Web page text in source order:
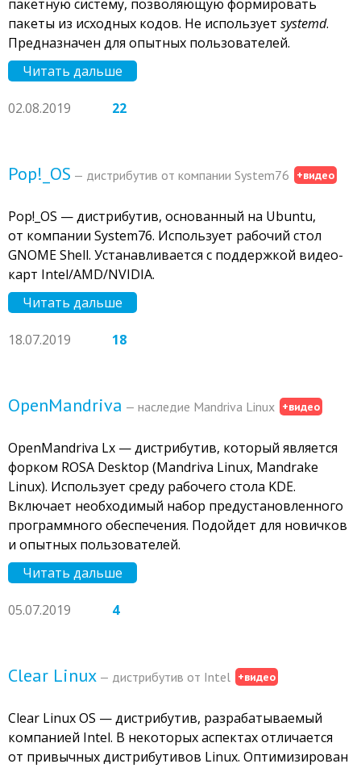
пакетную систему, позволяющую формировать
пакеты из исходных кодов. Не использует systemd.
Предназначен для опытных пользователей.
Читать дальше
02.08.2019 22
Pop!_OS — дистрибутив от компании System76 +видео
Pop!_OS — дистрибутив, основанный на Ubuntu,
от компании System76. Использует рабочий стол
GNOME Shell. Устанавливается с поддержкой видео-
карт Intel/AMD/NVIDIA.
Читать дальше
18.07.2019 18
OpenMandriva — наследие Mandriva Linux +видео
OpenMandriva Lx — дистрибутив, который является
форком ROSA Desktop (Mandriva Linux, Mandrake
Linux). Использует среду рабочего стола KDE.
Включает необходимый набор предустановленного
программного обеспечения. Подойдет для новичков
и опытных пользователей.
Читать дальше
05.07.2019 4
Clear Linux — дистрибутив от Intel +видео
Clear Linux OS — дистрибутив, разрабатываемый
компанией Intel. В некоторых аспектах отличается
от привычных дистрибутивов Linux. Оптимизирован